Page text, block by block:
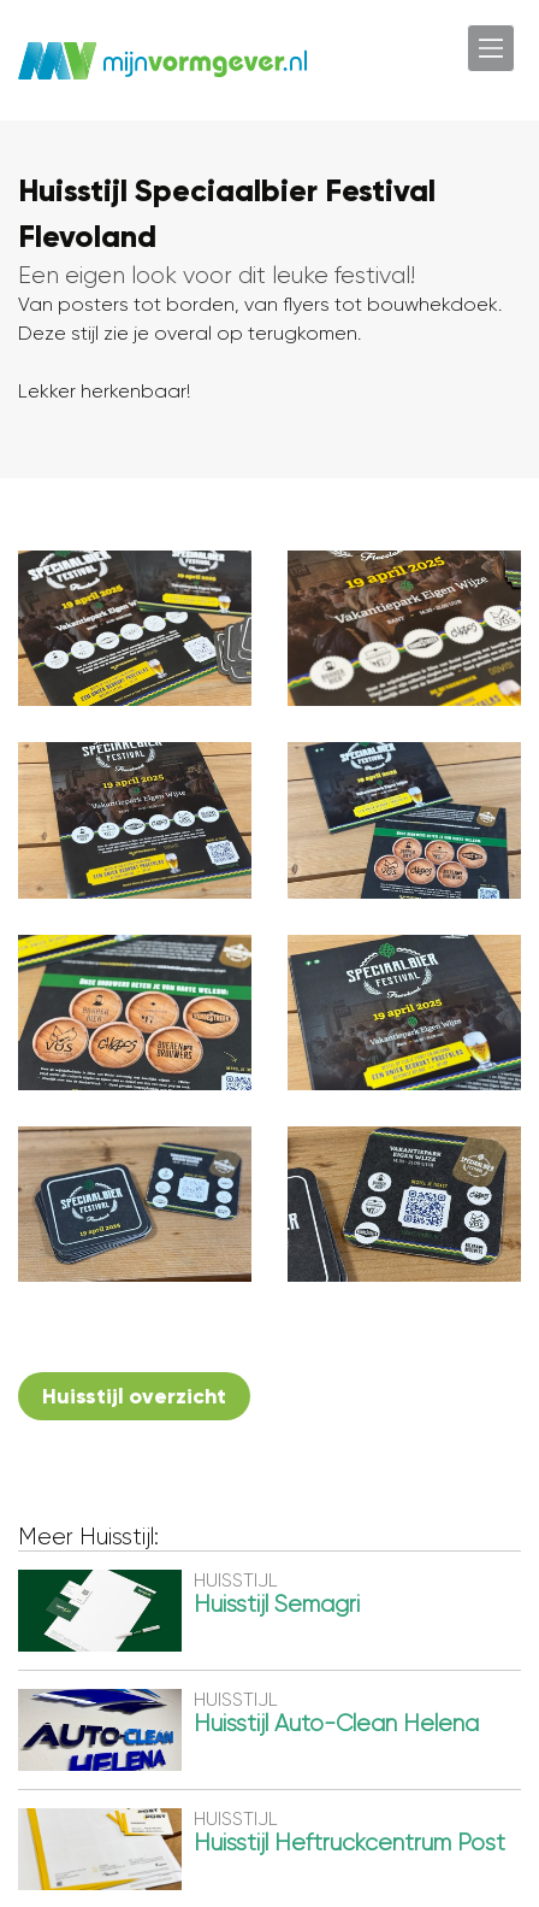
Huisstijl Speciaalbier Festival
Flevoland
Een eigen look voor dit leuke festival!
Van posters tot borden, van flyers tot bouwhekdoek.
Deze stijl zie je overal op terugkomen.
Lekker herkenbaar!
Huisstijl overzicht
Meer Huisstijl:
HUISSTIJL
Huisstijl Semagri
HUISSTIJL
Huisstijl Auto-Clean Helena
HUISSTIJL
Huisstijl Heftruckcentrum Post